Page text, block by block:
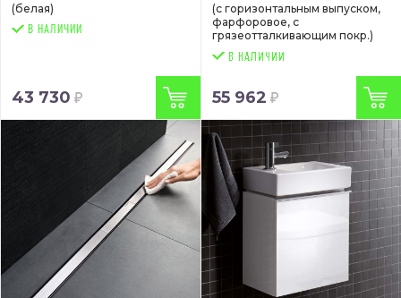
(белая)
В НАЛИЧИИ
43 730
(с горизонтальным выпуском,
фарфоровое, с
грязеотталкивающим покр.)
55 962